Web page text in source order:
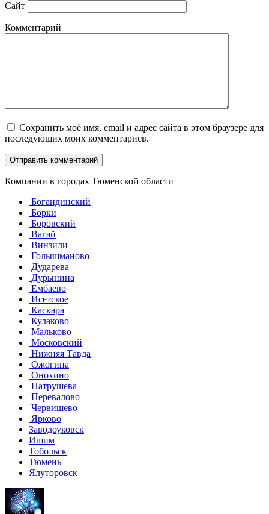
Сайт
Комментарий
Сохранить моё имя, email и адрес сайта в этом браузере для
последующих моих комментариев.
Компании в городах Тюменской области
Богандинский
Борки
Боровский
Вагай
Винзили
Голышманово
Дударева
Дурынина
Ембаево
Исетское
Каскара
Кулаково
Мальково
Московский
Нижняя Тавда
Ожогина
Онохино
Патрушева
Перевалово
Червишево
Ярково
Заводоуковск
Ишим
Тобольск
Тюмень
Ялуторовск